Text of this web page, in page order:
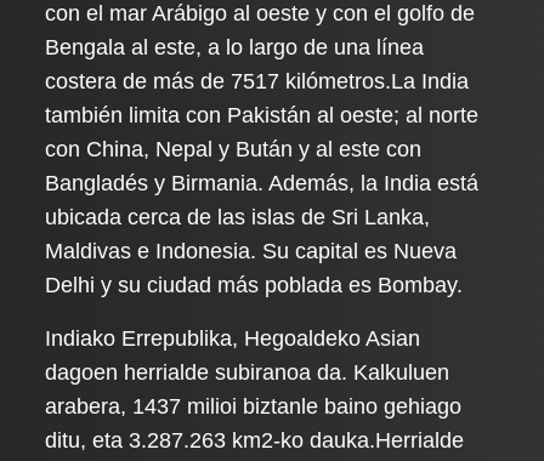
con el mar Arábigo al oeste y con el golfo de
Bengala al este, a lo largo de una línea
costera de más de 7517 kilómetros.La India
también limita con Pakistán al oeste; al norte
con China, Nepal y Bután y al este con
Bangladés y Birmania. Además, la India está
ubicada cerca de las islas de Sri Lanka,
Maldivas e Indonesia. Su capital es Nueva
Delhi y su ciudad más poblada es Bombay.
Indiako Errepublika, Hegoaldeko Asian
dagoen herrialde subiranoa da. Kalkuluen
arabera, 1437 milioi biztanle baino gehiago
ditu, eta 3.287.263 km2-ko dauka.Herrialde